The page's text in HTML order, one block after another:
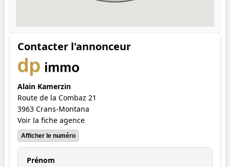
Contacter l'annonceur
Alain Kamerzin
Route de la Combaz 21
3963 Crans-Montana
Voir la fiche agence
Afficher le numéro
Prénom